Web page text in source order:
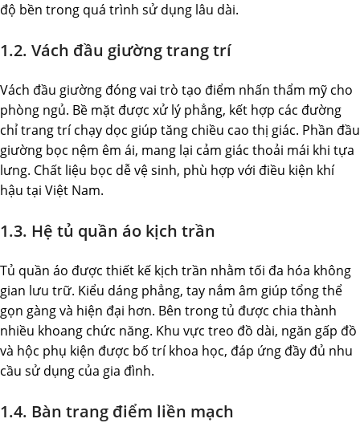
độ bền trong quá trình sử dụng lâu dài.
1.2. Vách đầu giường trang trí
Vách đầu giường đóng vai trò tạo điểm nhấn thẩm mỹ cho
phòng ngủ. Bề mặt được xử lý phẳng, kết hợp các đường
chỉ trang trí chạy dọc giúp tăng chiều cao thị giác. Phần đầu
giường bọc nệm êm ái, mang lại cảm giác thoải mái khi tựa
lưng. Chất liệu bọc dễ vệ sinh, phù hợp với điều kiện khí
hậu tại Việt Nam.
1.3. Hệ tủ quần áo kịch trần
Tủ quần áo được thiết kế kịch trần nhằm tối đa hóa không
gian lưu trữ. Kiểu dáng phẳng, tay nắm âm giúp tổng thể
gọn gàng và hiện đại hơn. Bên trong tủ được chia thành
nhiều khoang chức năng. Khu vực treo đồ dài, ngăn gấp đồ
và hộc phụ kiện được bố trí khoa học, đáp ứng đầy đủ nhu
cầu sử dụng của gia đình.
1.4. Bàn trang điểm liền mạch